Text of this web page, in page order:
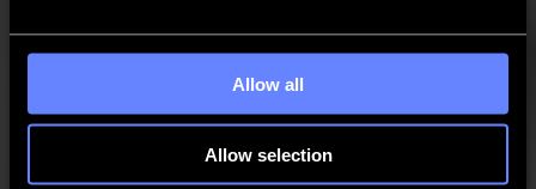
Allow all
Allow selection
MacSign
Cutter Control